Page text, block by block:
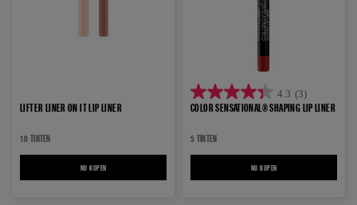
LIFTER LINER ON IT LIP LINER
10 TINTEN
NU KOPEN
4.3 (3)
4.3
de
sterren.
COLOR SENSATIONAL® SHAPING LIP LINER
5 TINTEN
NU KOPEN